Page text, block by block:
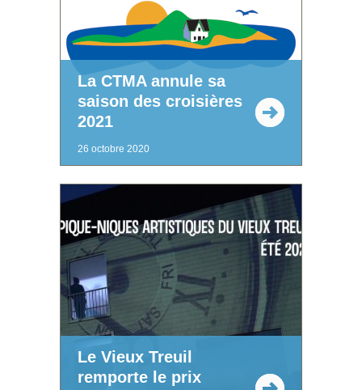
La CTMA annule sa
saison des croisières
2021
26 octobre 2020
Le Vieux Treuil
remporte le prix